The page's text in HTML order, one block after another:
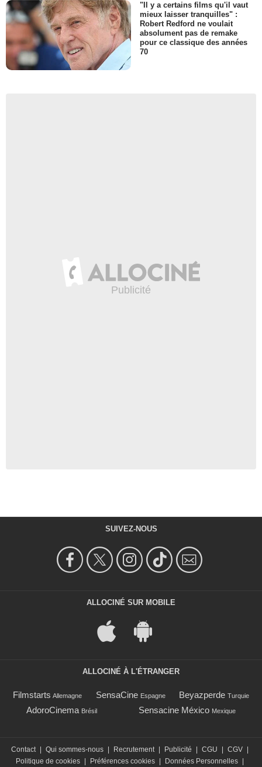
"Il y a certains films qu'il vaut
mieux laisser tranquilles" :
Robert Redford ne voulait
absolument pas de remake
pour ce classique des années
70
SUIVEZ-NOUS
ALLOCINÉ SUR MOBILE
ALLOCINÉ À L'ÉTRANGER
Filmstarts Allemagne SensaCine Espagne Beyazperde Turquie
AdoroCinema Brésil Sensacine México Mexique
Contact Qui sommes-nous Recrutement Publicité CGU CGV
Politique de cookies
Préférences cookies Données Personnelles